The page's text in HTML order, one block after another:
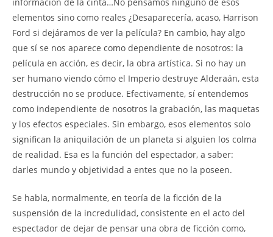
elementos sino como reales ¿Desaparecería, acaso, Harrison
Ford si dejáramos de ver la película? En cambio, hay algo
que sí se nos aparece como dependiente de nosotros: la
película en acción, es decir, la obra artística. Si no hay un
ser humano viendo cómo el Imperio destruye Alderaán, esta
destrucción no se produce. Efectivamente, sí entendemos
como independiente de nosotros la grabación, las maquetas
y los efectos especiales. Sin embargo, esos elementos solo
significan la aniquilación de un planeta si alguien los colma
de realidad. Esa es la función del espectador, a saber:
darles mundo y objetividad a entes que no la poseen.
Se habla, normalmente, en teoría de la ficción de la
suspensión de la incredulidad, consistente en el acto del
espectador de dejar de pensar una obra de ficción como,